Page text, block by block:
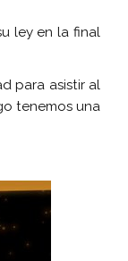
ley en la final
para asistir al
tenemos una